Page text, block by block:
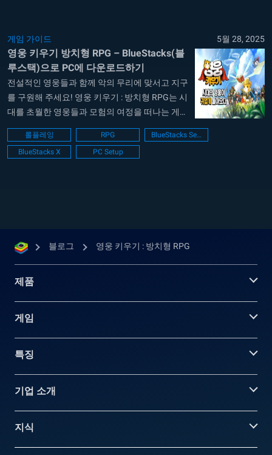
게임 가이드 5월 28, 2025
영웅 키우기 방치형 RPG – BlueStacks(블
루스택)으로 PC에 다운로드하기
전설적인 영웅들과 함께 악의 무리에 맞서고 지구
를 구원해 주세요! 영웅 키우기 : 방치형 RPG는 시
대를 초월한 영웅들과 모험의 여정을 떠나는 게임
입니다. 2015년 카카오 게임 대상을 받은 게임 ‘영
웅’의 재탄생! 알렉산더, 아더왕, 잔다르크, 이순신
까지, 전설의 영웅들을 조합하여 오프라인에서도
롤플레잉 RPG
BlueStacks Setup
BlueStacks X
PC Setup
블로그 영웅 키우기 : 방치형 RPG
제품
게임
특징
기업 소개
지식